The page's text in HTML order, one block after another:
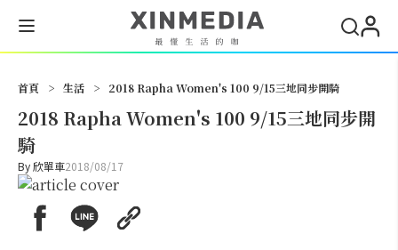
首頁 > 生活 > 2018 Rapha Women's 100 9/15三地同步開騎
2018 Rapha Women's 100 9/15三地同步開
騎
By欣單車2018/08/17